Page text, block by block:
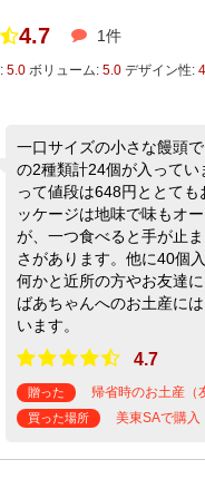
4.7 1件
5.0 ボリューム: 5.0 デザイン性:
一口サイズの小さな饅頭
の2種類計24個が入ってい
って値段は648円ととて
ッケージは地味で味もオ
が、一つ食べると手が止
さがあります。他に40個
何かと近所の方やお友達
ばあちゃんへのお土産に
います。
4.7
贈った 帰省時のお土産（
買った場所 美東SAで購入